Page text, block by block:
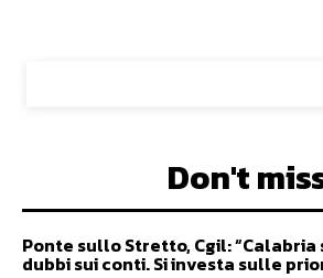
Don't
Ponte sullo Stretto, Cgil: “Calabria
dubbi sui conti. Si investa sulle